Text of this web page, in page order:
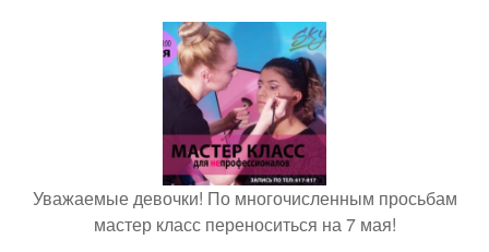
Уважаемые девочки! По многочисленным просьбам
мастер класс переноситься на 7 мая!